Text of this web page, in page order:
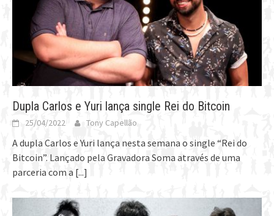
Dupla Carlos e Yuri lança single Rei do Bitcoin
25/04/2022 Tony Capellão
A dupla Carlos e Yuri lança nesta semana o single “Rei do
Bitcoin”. Lançado pela Gravadora Soma através de uma
parceria com a [...]